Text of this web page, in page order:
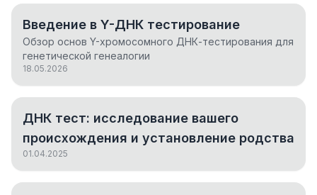
Введение в Y-ДНК тестирование
Обзор основ Y-хромосомного ДНК-тестирования для
генетической генеалогии
18.05.2026
ДНК тест: исследование вашего
происхождения и установление родства
01.04.2025